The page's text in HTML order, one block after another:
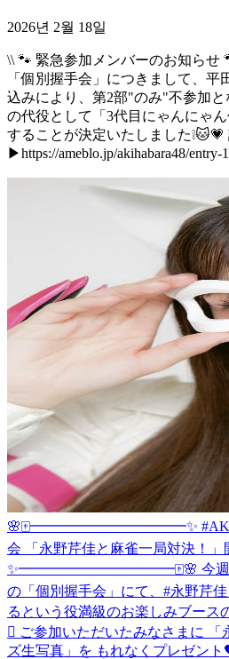
2026년 2월 18일
\\ 🐾 緊急参加メンバーのお知らせ
「個別握手会」につきまして、
込みにより、第2部"のみ"不参加
の代役として「3代目にゃんにゃ
することが決定いたしました
▶https://ameblo.jp/akihabara48/entry-
🌸🀄️━━━━━━━━━━━✨
会 「永野芹佳と麻雀一局対決！」
✨━━━━━━━━━━━🀄️🌸 今週末
の「個別握手会」にて、#永野芹
るという役満級のお楽しみブース
💖 ご参加いただいたみなさまに
ズ生写真」を もれなくプレゼント